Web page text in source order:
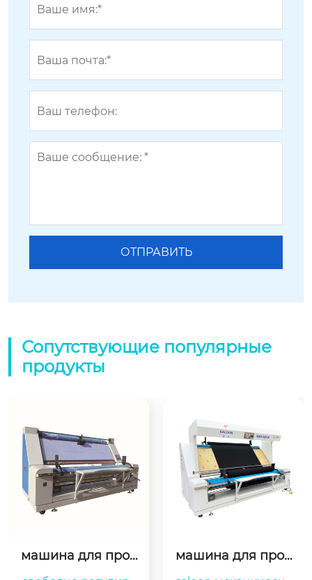
Сопутствующие популярные
продукты
машина для прок
машина для пров